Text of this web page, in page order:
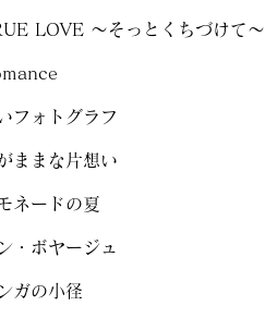
LOVE ～そっとくちづけて～
フォトグラフ
ままな片想い
ネードの夏
・ボヤージュ
ガの小径